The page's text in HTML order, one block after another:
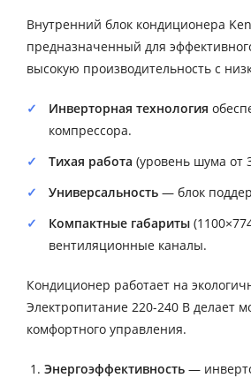
Внутренний блок кондиционера
предназначенный для
высокую производительность с
Инверторная технология
компрессора.
Тихая работа (уровень шума от
Универсальность — блок
Компактные габариты
вентиляционные каналы.
Кондиционер работает на
Электропитание 220-240 В делает
комфортного управления.
Энергоэффективность —